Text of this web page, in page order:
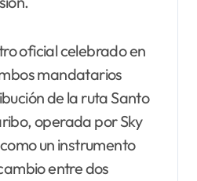
oficial celebrado en
mandatarios
de la ruta Santo
operada por Sky
un instrumento
entre dos